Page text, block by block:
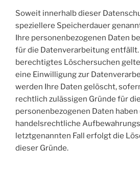
Soweit innerhalb dieser
speziellere Speicherdauer
Ihre personenbezogenen Daten
für die Datenverarbeitung entfällt.
berechtigtes Löschersuchen
eine Einwilligung zur
werden Ihre Daten gelöscht,
rechtlich zulässigen Gründe für
personenbezogenen Daten haben
handelsrechtliche
letztgenannten Fall erfolgt die
dieser Gründe.